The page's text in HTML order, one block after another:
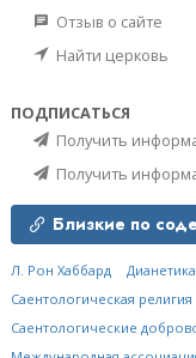
Отзыв о сайте
Найти церковь
ПОДПИСАТЬСЯ
Получить
Получить
Близкие по
Л. Рон Хаббард Дианетика
Саентологическая религия
Саентологические